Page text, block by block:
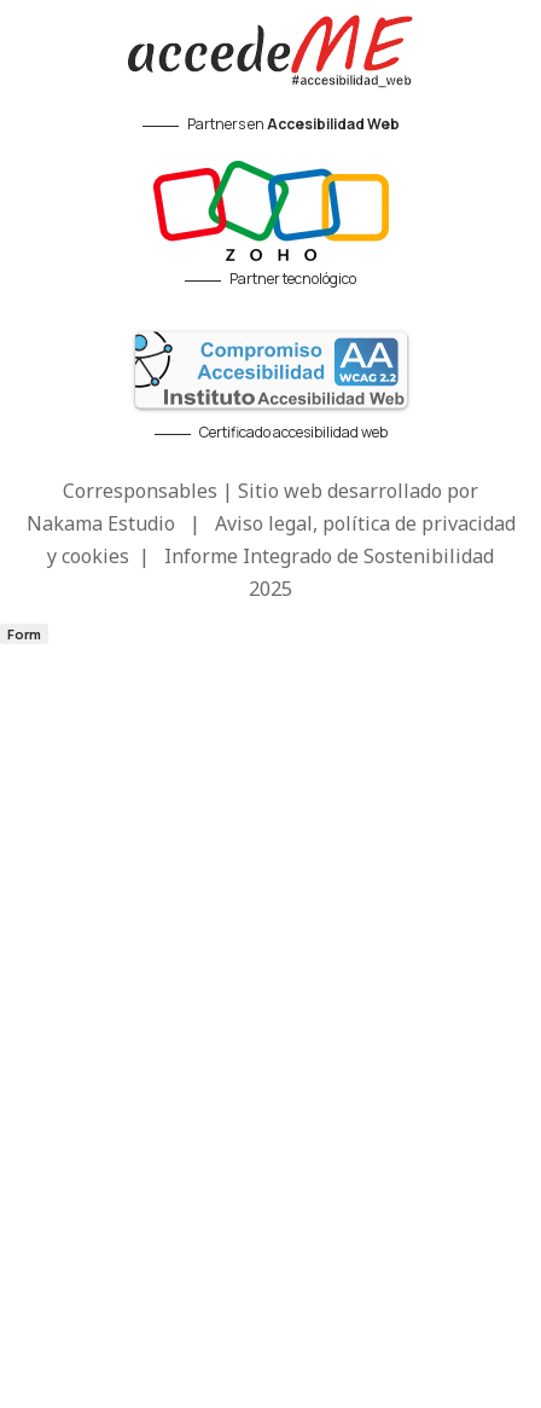
Partners enAccesibilidad Web
Partner tecnológico
Certificado accesibilidad web
Corresponsables | Sitio web desarrollado por
Nakama Estudio | Aviso legal, política de privacidad
y cookies | Informe Integrado de Sostenibilidad
2025
Form